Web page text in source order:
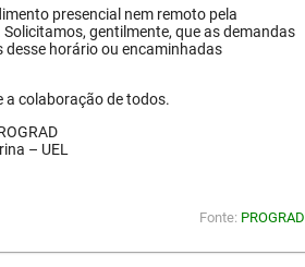
presencial nem remoto pela
Solicitamos, gentilmente, que as demandas
horário ou encaminhadas
a colaboração de todos.
– UEL
Fonte: PROGRAD